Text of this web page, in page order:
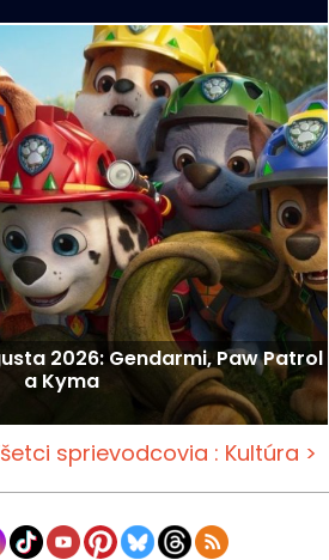
2026: Gendarmi, Paw Patrol
a Kyma
sprievodcovia : Kultúra >